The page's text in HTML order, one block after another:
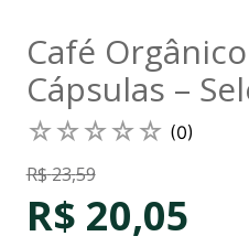
Café
Cápsulas –
☆☆☆☆☆ (0)
R$23,59
R$ 20,05